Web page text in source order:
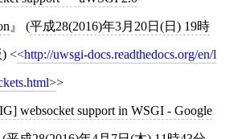
(平成28(2016)年3月20日(日) 19時
) < http://uwsgi-docs.readthedocs.org/en/l
>
] websocket support in WSGI - Google